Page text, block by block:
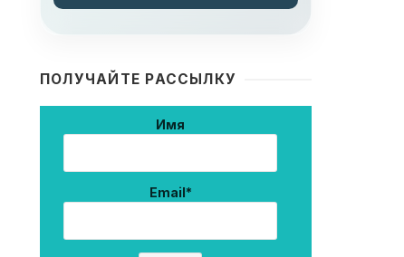
ПОЛУЧАЙТЕ РАССЫЛКУ
Имя
Email*